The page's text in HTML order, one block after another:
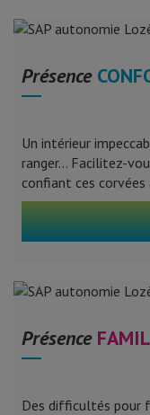
Présence
Un intérieur
ranger... Facilitez-
confiant ces
Présence
Des difficultés pour